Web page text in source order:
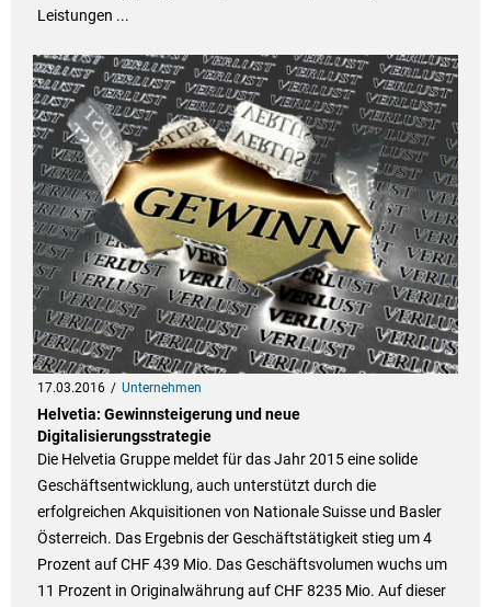
Leistungen ...
17.03.2016 Unternehmen
Helvetia: Gewinnsteigerung und neue
Digitalisierungsstrategie
Die Helvetia Gruppe meldet für das Jahr 2015 eine solide
Geschäftsentwicklung, auch unterstützt durch die
erfolgreichen Akquisitionen von Nationale Suisse und Basler
Österreich. Das Ergebnis der Geschäftstätigkeit stieg um 4
Prozent auf CHF 439 Mio. Das Geschäftsvolumen wuchs um
11 Prozent in Originalwährung auf CHF 8235 Mio. Auf dieser